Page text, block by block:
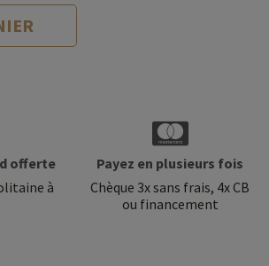
offerte
à
Payez en plusieurs fois
Chèque 3x sans frais, 4x CB
ou financement